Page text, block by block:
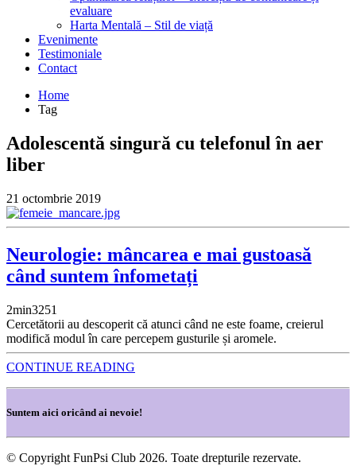
evaluare
Harta Mentală – Stil de viață
Evenimente
Testimoniale
Contact
Home
Tag
Adolescentă singură cu telefonul în aer
liber
21 octombrie 2019
Neurologie: mâncarea e mai gustoasă
când suntem înfometați
2min3251
Cercetătorii au descoperit că atunci când ne este foame, creierul
modifică modul în care percepem gusturile și aromele.
CONTINUE READING
Suntem aici oricând ai nevoie!
© Copyright FunPsi Club 2026. Toate drepturile rezervate.